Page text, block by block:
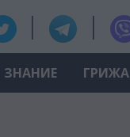
ЗНАНИЕ ГРИЖА